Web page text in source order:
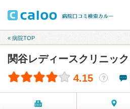
« 病院TOP
関谷レディースクリニック
4.15 ？